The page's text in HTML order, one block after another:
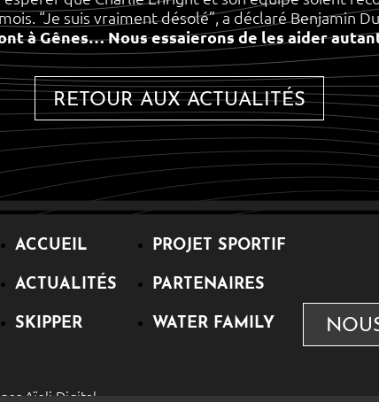
“Je suis vraiment désolé”, a déclaré Benjamin
à Gênes… Nous essaierons de les aider
RETOUR AUX ACTUALITÉS
ACCUEIL
ACTUALITÉS
SKIPPER
PROJET SPORTIF
PARTENAIRES
WATER FAMILY
Aïoli Digital